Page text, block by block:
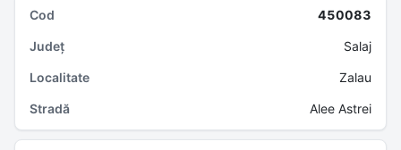
450083
Salaj
Zalau
Alee Astrei